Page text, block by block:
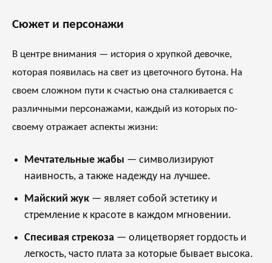
Сюжет и персонажи
В центре внимания — история о хрупкой девочке,
которая появилась на свет из цветочного бутона. На
своем сложном пути к счастью она сталкивается с
различными персонажами, каждый из которых по-
своему отражает аспекты жизни:
Мечтательные жабы — символизируют
наивность, а также надежду на лучшее.
Майский жук — являет собой эстетику и
стремление к красоте в каждом мгновении.
Спесивая стрекоза — олицетворяет гордость и
легкость, часто плата за которые бывает высока.